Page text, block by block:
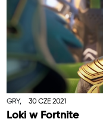
GRY, 30 CZE 2021
Loki w Fortnite